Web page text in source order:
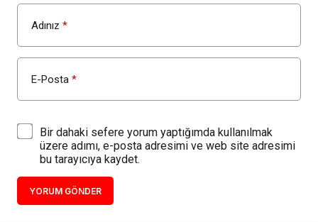
Adınız *
E-Posta *
Bir dahaki sefere yorum yaptığımda kullanılmak
üzere adımı, e-posta adresimi ve web site adresimi
bu tarayıcıya kaydet.
YORUM GÖNDER